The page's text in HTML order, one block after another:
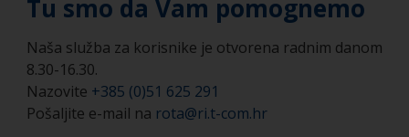
Tu smo da Vam pomognemo
Naša služba za korisnike je otvorena radnim danom
8.30-16.30.
Nazovite +385 (0)51 625 291
Pošaljite e-mail na rota@ri.t-com.hr